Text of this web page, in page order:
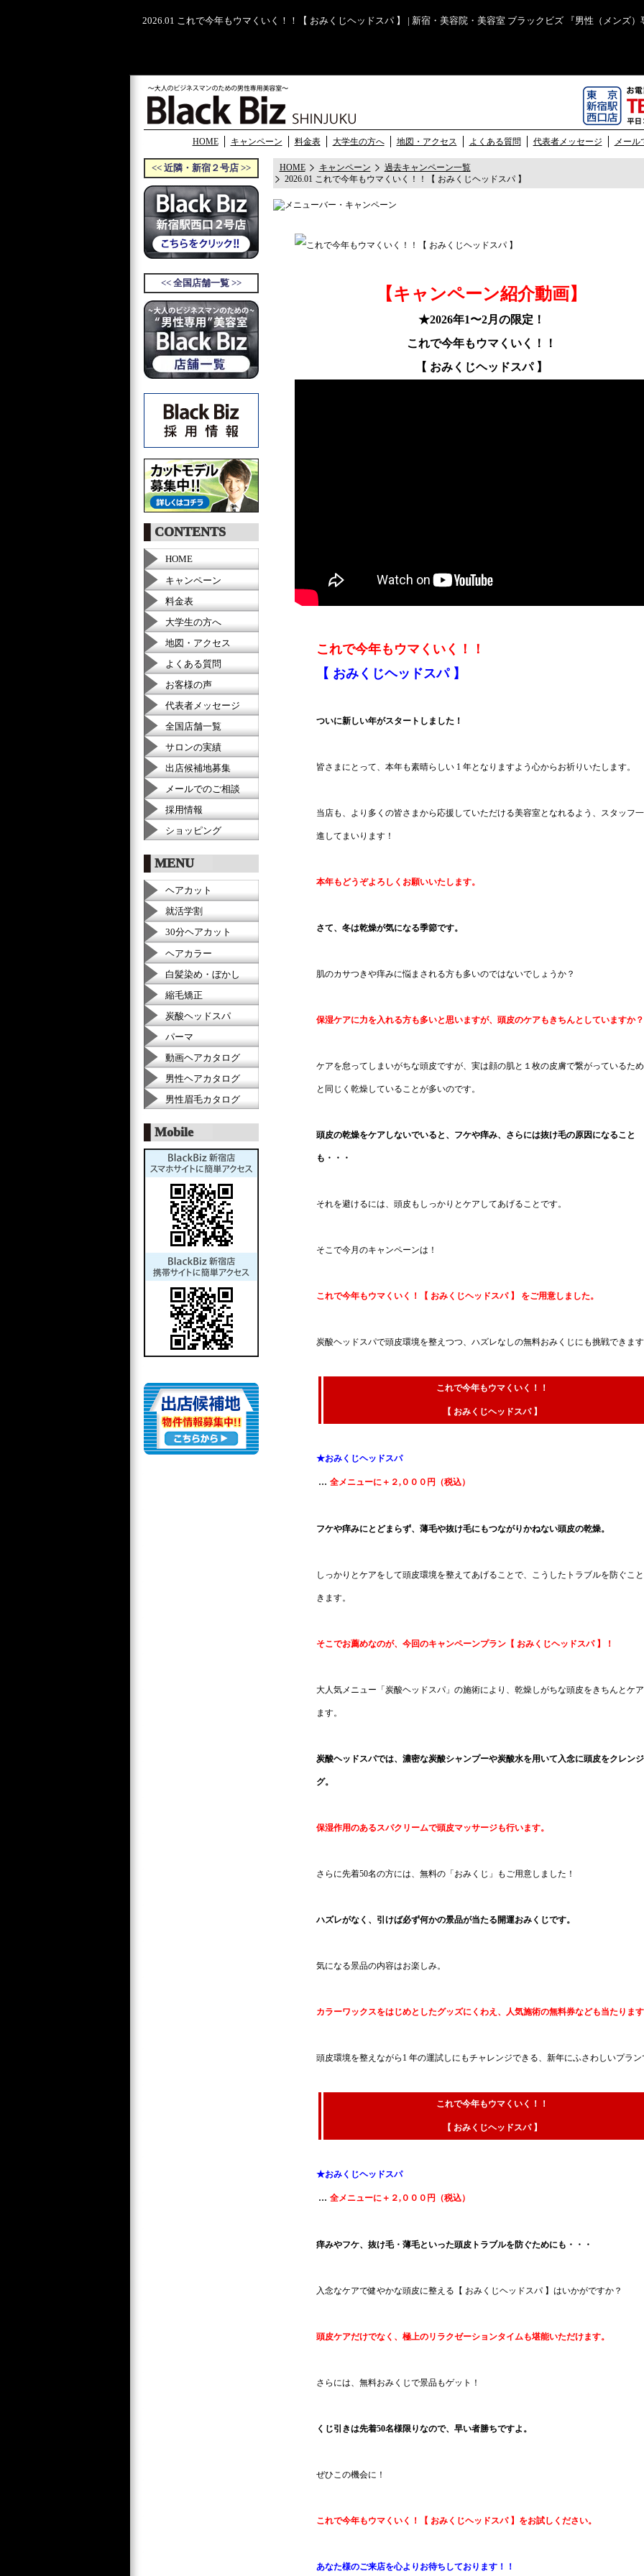
2026.01 これで今年もウマくいく！！【 おみくじヘッドスパ 】 | 新宿・美容院・美容室 ブラックビズ 『男性（メンズ
HOME キャンペーン 料金表 大学生の方へ 地図・アクセス よくある質問 代表者メッセージ メール
<< 近隣・新宿２号店 >>
<< 全国店舗一覧 >>
CONTENTS
HOME
キャンペーン
料金表
大学生の方へ
地図・アクセス
よくある質問
お客様の声
代表者メッセージ
全国店舗一覧
サロンの実績
出店候補地募集
メールでのご相談
採用情報
ショッピング
MENU
ヘアカット
就活学割
30分ヘアカット
ヘアカラー
白髪染め・ぼかし
縮毛矯正
炭酸ヘッドスパ
パーマ
動画ヘアカタログ
男性ヘアカタログ
男性眉毛カタログ
Mobile
HOME キャンペーン
過去キャンペーン一覧
2026.01 これで今年もウマくいく！！【 おみくじヘッドスパ 】
【キャンペーン紹介動画】
★2026年1〜2月の限定！
これで今年もウマくいく！！
【 おみくじヘッドスパ 】
これで今年もウマくいく！！
【 おみくじヘッドスパ 】
ついに新しい年がスタートしました！
皆さまにとって、本年も素晴らしい 1 年となりますよう心からお祈りいたします。
当店も、より多くの皆さまから応援していただける美容室となれるよう、スタッフ
進してまいります！
本年もどうぞよろしくお願いいたします。
さて、冬は乾燥が気になる季節です。
肌のカサつきや痒みに悩まされる方も多いのではないでしょうか？
保湿ケアに力を入れる方も多いと思いますが、頭皮のケアもきちんとしていますか？
ケアを怠ってしまいがちな頭皮ですが、実は顔の肌と１枚の皮膚で繋がっているた
と同じく乾燥していることが多いのです。
頭皮の乾燥をケアしないでいると、フケや痒み、さらには抜け毛の原因になること
も・・・
それを避けるには、頭皮もしっかりとケアしてあげることです。
そこで今月のキャンペーンは！
これで今年もウマくいく！【 おみくじヘッドスパ 】 をご用意しました。
炭酸ヘッドスパで頭皮環境を整えつつ、ハズレなしの無料おみくじにも挑戦できま
これで今年もウマくいく！！
【 おみくじヘッドスパ 】
★おみくじヘッドスパ
… 全メニューに＋２,０００円（税込）
フケや痒みにとどまらず、薄毛や抜け毛にもつながりかねない頭皮の乾燥。
しっかりとケアをして頭皮環境を整えてあげることで、こうしたトラブルを防ぐこ
きます。
そこでお薦めなのが、今回のキャンペーンプラン【 おみくじヘッドスパ 】！
大人気メニュー「炭酸ヘッドスパ」の施術により、乾燥しがちな頭皮をきちんとケ
ます。
炭酸ヘッドスパでは、濃密な炭酸シャンプーや炭酸水を用いて入念に頭皮をクレン
グ。
保湿作用のあるスパクリームで頭皮マッサージも行います。
さらに先着50名の方には、無料の「おみくじ」もご用意しました！
ハズレがなく、引けば必ず何かの景品が当たる開運おみくじです。
気になる景品の内容はお楽しみ。
カラーワックスをはじめとしたグッズにくわえ、人気施術の無料券なども当たりま
頭皮環境を整えながら1 年の運試しにもチャレンジできる、新年にふさわしいプラン
これで今年もウマくいく！！
【 おみくじヘッドスパ 】
★おみくじヘッドスパ
… 全メニューに＋２,０００円（税込）
痒みやフケ、抜け毛・薄毛といった頭皮トラブルを防ぐためにも・・・
入念なケアで健やかな頭皮に整える【 おみくじヘッドスパ 】はいかがですか？
頭皮ケアだけでなく、極上のリラクゼーションタイムも堪能いただけます。
さらには、無料おみくじで景品もゲット！
くじ引きは先着50名様限りなので、早い者勝ちですよ。
ぜひこの機会に！
これで今年もウマくいく！【 おみくじヘッドスパ 】をお試しください。
あなた様のご来店を心よりお待ちしております！！